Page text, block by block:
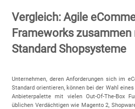
Vergleich: Agile
Frameworks zusammen
Standard Shopsysteme
Unternehmen, deren Anforderungen sich im
Standard orientieren, können bei der Wahl
Anbieterpalette mit vielen Out-Of-The-Box
üblichen Verdächtigen wie Magento 2,